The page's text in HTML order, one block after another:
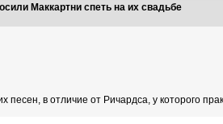
Маккартни спеть на их свадьбе
песен, в отличие от Ричардса, у которого